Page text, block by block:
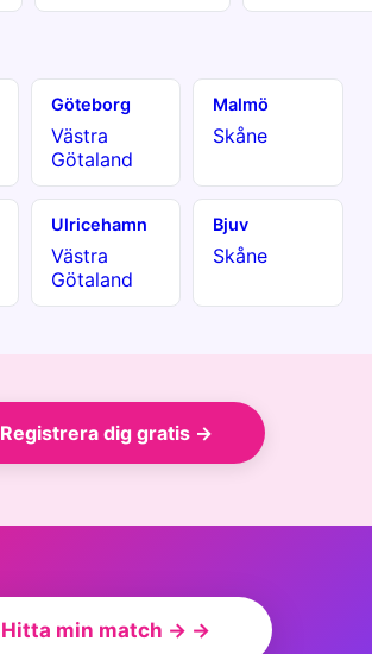
Göteborg
Västra
Götaland
Malmö
Skåne
Ulricehamn
Västra
Götaland
Bjuv
Skåne
Registrera dig gratis →
Hitta min match → →